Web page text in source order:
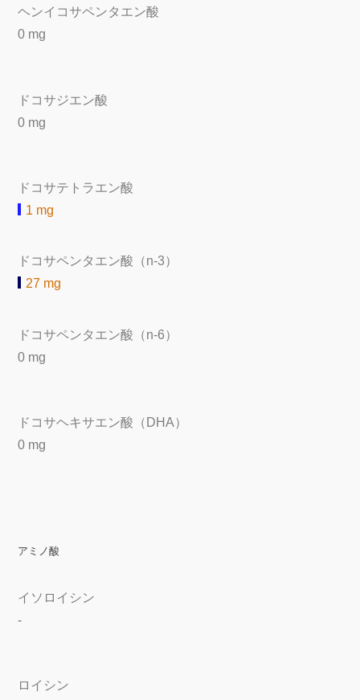
ヘンイコサペンタエン酸
0 mg
ドコサジエン酸
0 mg
ドコサテトラエン酸
1 mg
ドコサペンタエン酸（n-3）
27 mg
ドコサペンタエン酸（n-6）
0 mg
ドコサヘキサエン酸（DHA）
0 mg
アミノ酸
イソロイシン
-
ロイシン